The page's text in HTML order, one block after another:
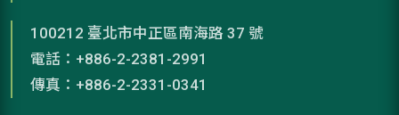
100212 臺北市中正區南海路 37 號
電話：+886-2-2381-2991
傳真：+886-2-2331-0341